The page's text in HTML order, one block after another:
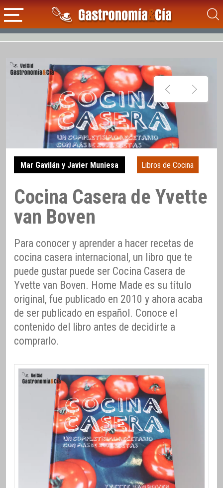
Mar Gavilán y Javier Muniesa Libros de Cocina
Cocina Casera de Yvette
van Boven
Para conocer y aprender a hacer recetas de
cocina casera internacional, un libro que te
puede gustar puede ser Cocina Casera de
Yvette van Boven. Home Made es su título
original, fue publicado en 2010 y ahora acaba
de ser publicado en español. Conoce el
contenido del libro antes de decidirte a
comprarlo.